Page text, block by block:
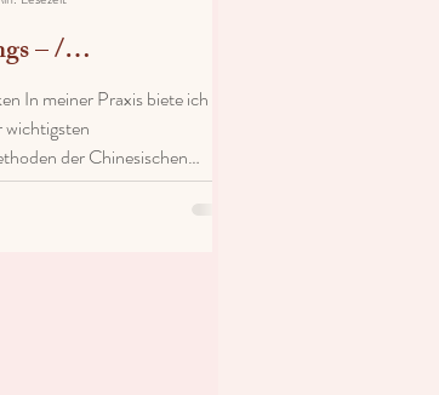
– /
In meiner Praxis biete ich
wichtigsten
der Chinesischen
ich...